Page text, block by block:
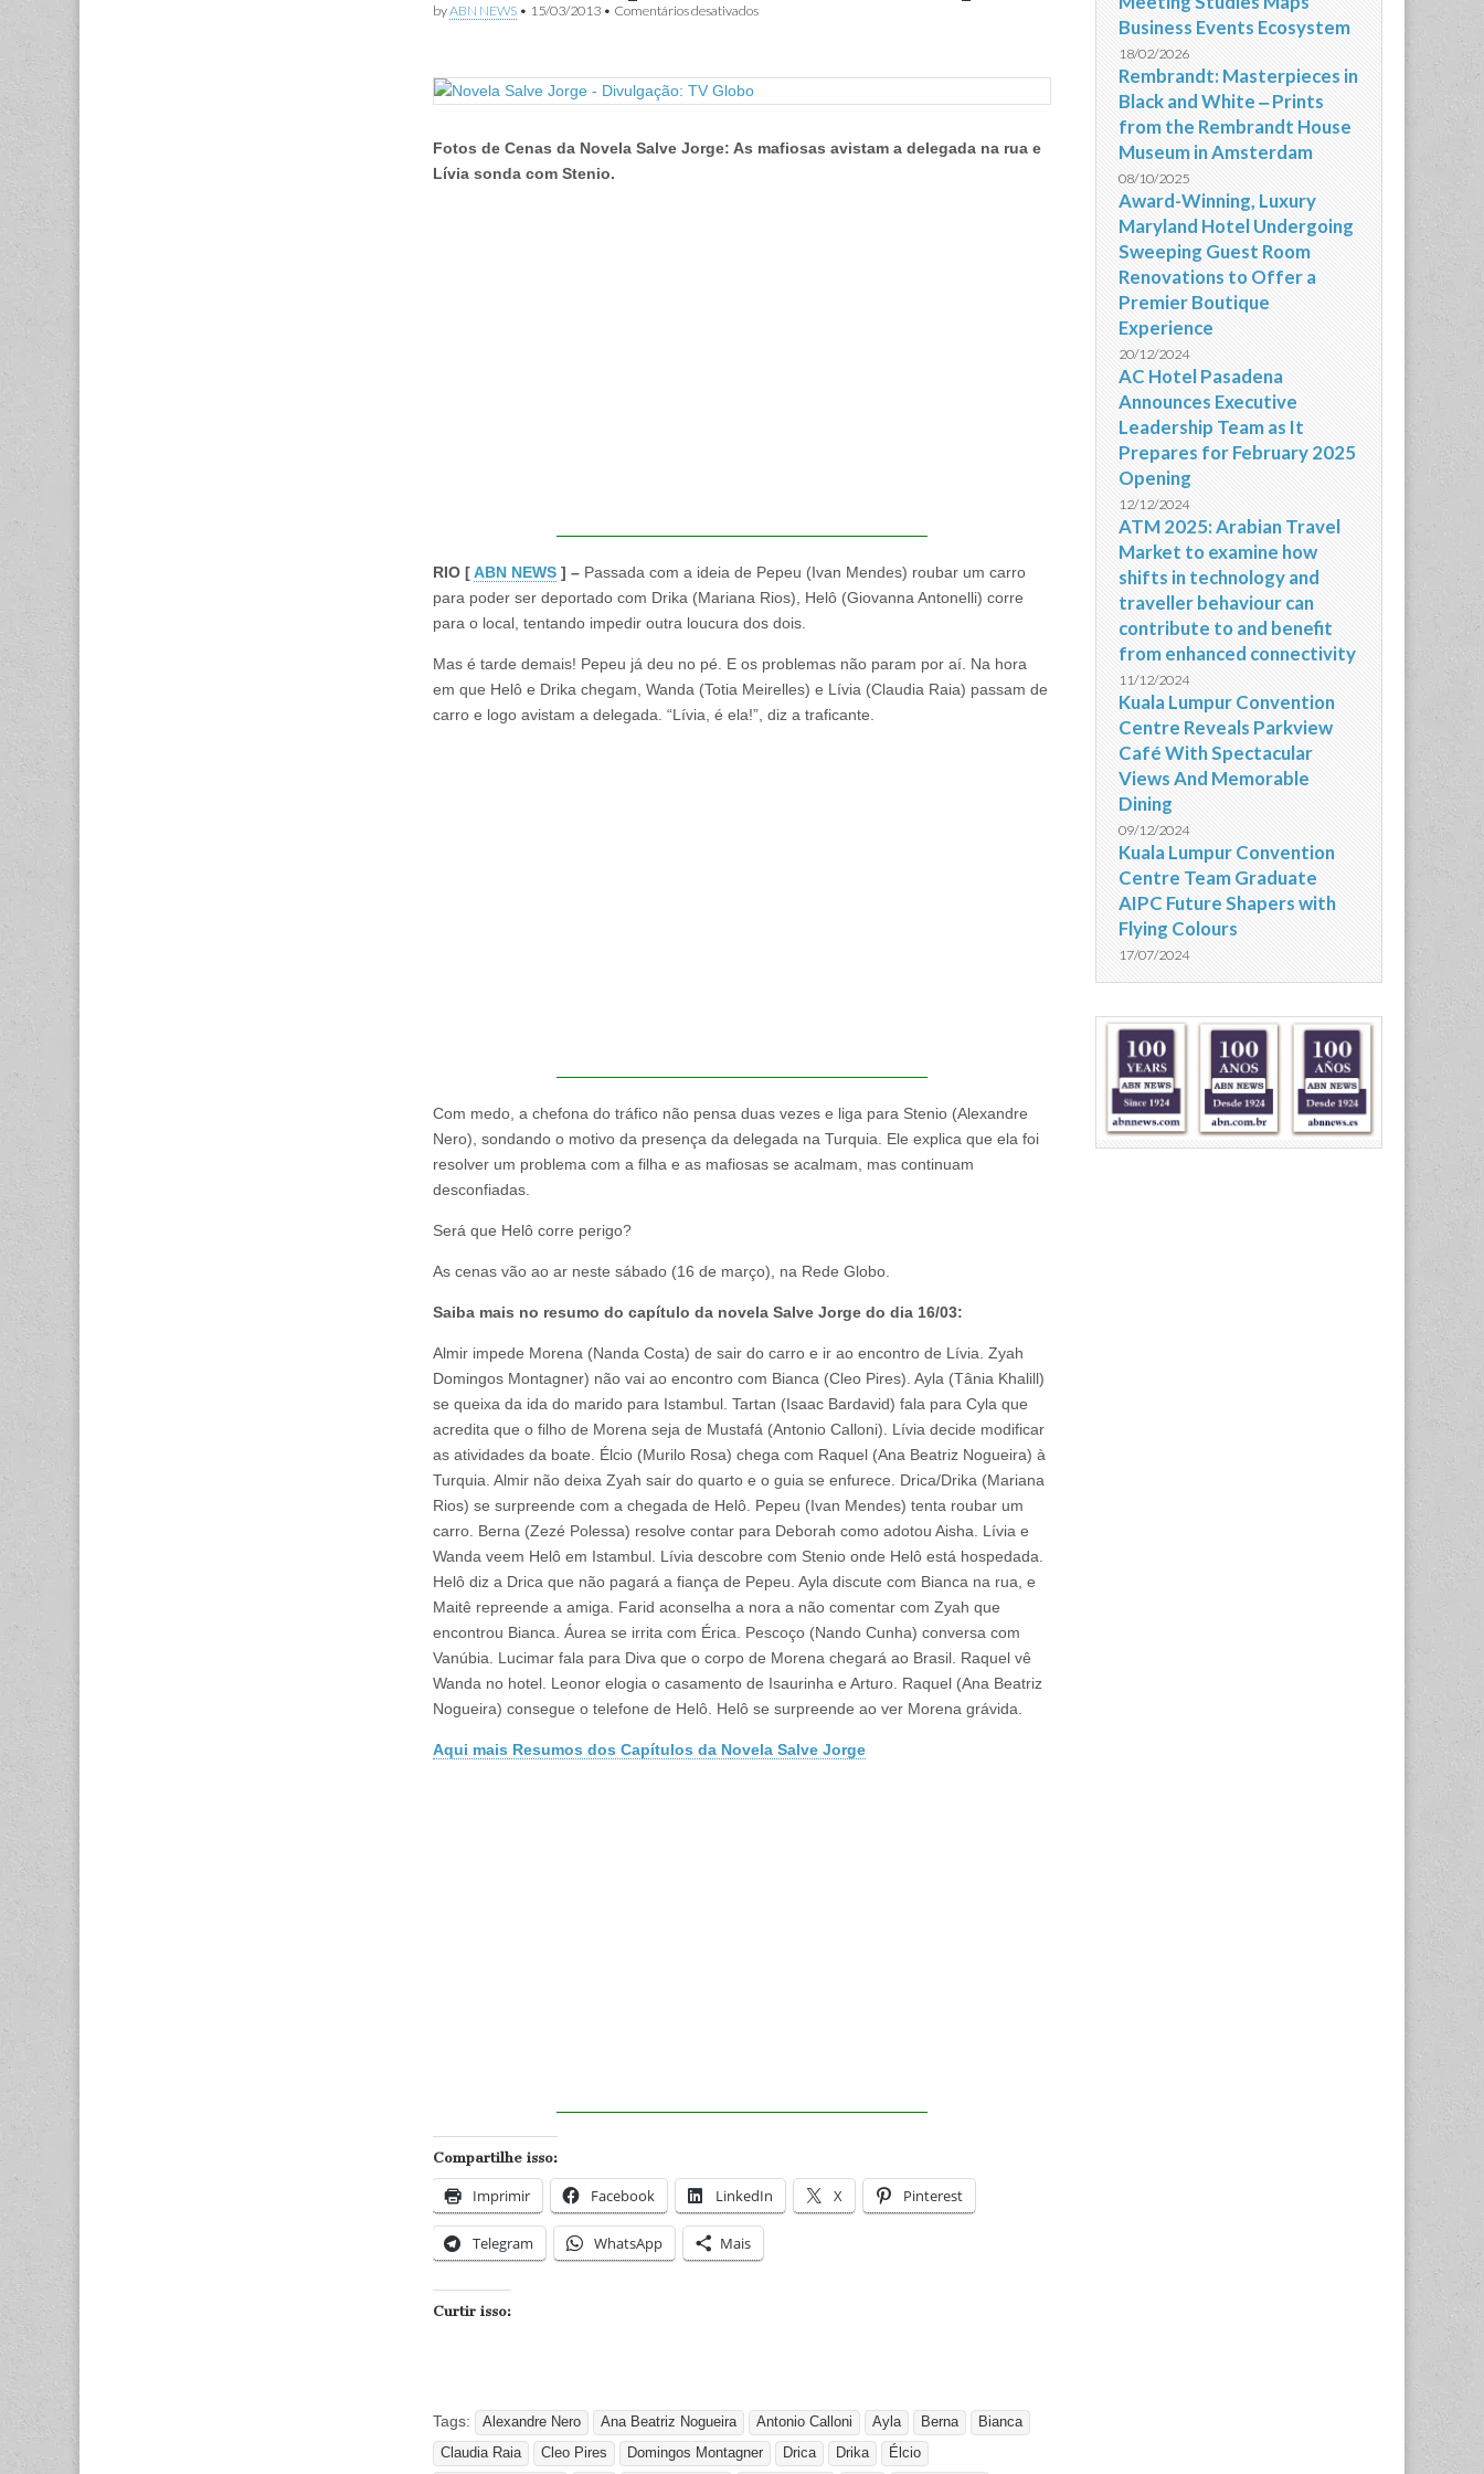
byABN NEWS • 15/03/2013 • Comentários desativadosem
Wanda
que
Fotos de Cenas da Novela Salve Jorge: As mafiosas avistam a delegada na rua e
Lívia sonda com Stenio.
RIO [ABN NEWS ] – Passada com a ideia de Pepeu (Ivan Mendes) roubar um carro
para poder ser deportado com Drika (Mariana Rios), Helô (Giovanna Antonelli) corre
para o local, tentando impedir outra loucura dos dois.
Mas é tarde demais! Pepeu já deu no pé. E os problemas não param por aí. Na hora
em que Helô e Drika chegam, Wanda (Totia Meirelles) e Lívia (Claudia Raia) passam de
carro e logo avistam a delegada. “Lívia, é ela!”, diz a traficante.
Com medo, a chefona do tráfico não pensa duas vezes e liga para Stenio (Alexandre
Nero), sondando o motivo da presença da delegada na Turquia. Ele explica que ela foi
resolver um problema com a filha e as mafiosas se acalmam, mas continuam
desconfiadas.
Será que Helô corre perigo?
As cenas vão ao ar neste sábado (16 de março), na Rede Globo.
Saiba mais no resumo do capítulo da novela Salve Jorge do dia 16/03:
Almir impede Morena (Nanda Costa) de sair do carro e ir ao encontro de Lívia. Zyah
Domingos Montagner) não vai ao encontro com Bianca (Cleo Pires). Ayla (Tânia Khalill)
se queixa da ida do marido para Istambul. Tartan (Isaac Bardavid) fala para Cyla que
acredita que o filho de Morena seja de Mustafá (Antonio Calloni). Lívia decide modificar
as atividades da boate. Élcio (Murilo Rosa) chega com Raquel (Ana Beatriz Nogueira) à
Turquia. Almir não deixa Zyah sair do quarto e o guia se enfurece. Drica/Drika (Mariana
Rios) se surpreende com a chegada de Helô. Pepeu (Ivan Mendes) tenta roubar um
carro. Berna (Zezé Polessa) resolve contar para Deborah como adotou Aisha. Lívia e
Wanda veem Helô em Istambul. Lívia descobre com Stenio onde Helô está hospedada.
Helô diz a Drica que não pagará a fiança de Pepeu. Ayla discute com Bianca na rua, e
Maitê repreende a amiga. Farid aconselha a nora a não comentar com Zyah que
encontrou Bianca. Áurea se irrita com Érica. Pescoço (Nando Cunha) conversa com
Vanúbia. Lucimar fala para Diva que o corpo de Morena chegará ao Brasil. Raquel vê
Wanda no hotel. Leonor elogia o casamento de Isaurinha e Arturo. Raquel (Ana Beatriz
Nogueira) consegue o telefone de Helô. Helô se surpreende ao ver Morena grávida.
Aqui mais Resumos dos Capítulos da Novela Salve Jorge
Compartilhe isso:
Imprimir Facebook LinkedIn X Pinterest
Telegram WhatsApp Mais
Curtir isso:
Tags: Alexandre Nero Ana Beatriz Nogueira Antonio Calloni Ayla Berna
Bianca
Claudia Raia
Cleo Pires Domingos Montagner Drica Drika Élcio
Business Events Ecosystem
18/02/2026
Rembrandt: Masterpieces in
Black and White ‒ Prints
from the Rembrandt House
Museum in Amsterdam
08/10/2025
Award-Winning, Luxury
Maryland Hotel Undergoing
Sweeping Guest Room
Renovations to Offer a
Premier Boutique
Experience
20/12/2024
AC Hotel Pasadena
Announces Executive
Leadership Team as It
Prepares for February 2025
Opening
12/12/2024
ATM 2025: Arabian Travel
Market to examine how
shifts in technology and
traveller behaviour can
contribute to and benefit
from enhanced connectivity
11/12/2024
Kuala Lumpur Convention
Centre Reveals Parkview
Café With Spectacular
Views And Memorable
Dining
09/12/2024
Kuala Lumpur Convention
Centre Team Graduate
AIPC Future Shapers with
Flying Colours
17/07/2024